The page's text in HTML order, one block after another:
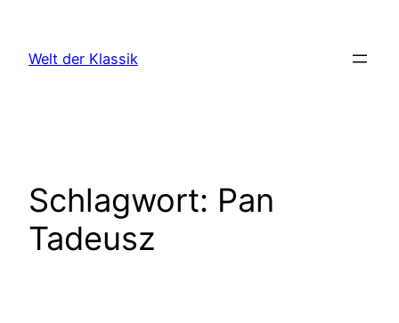
springen
Welt der Klassik
Schlagwort: Pan
Tadeusz